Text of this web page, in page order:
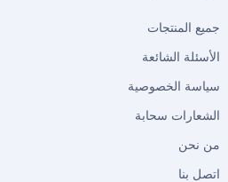
جميع المنتجات
الأسئلة الشائعة
سياسة الخصوصية
الشعارات سحابة
من نحن
اتصل بنا